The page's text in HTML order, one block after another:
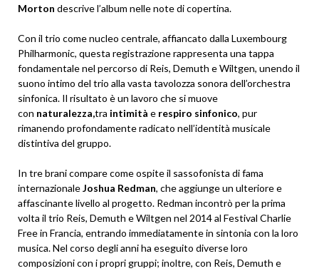
Morton descrive l’album nelle note di copertina.
Con il trio come nucleo centrale, affiancato dalla Luxembourg
Philharmonic, questa registrazione rappresenta una tappa
fondamentale nel percorso di Reis, Demuth e Wiltgen, unendo il
suono intimo del trio alla vasta tavolozza sonora dell’orchestra
sinfonica. Il risultato è un lavoro che si muove
con naturalezza,tra intimità e respiro sinfonico, pur
rimanendo profondamente radicato nell’identità musicale
distintiva del gruppo.
In tre brani compare come ospite il sassofonista di fama
internazionaleJoshua Redman, che aggiunge un ulteriore e
affascinante livello al progetto. Redman incontrò per la prima
volta il trio Reis, Demuth e Wiltgen nel 2014 al Festival Charlie
Free in Francia, entrando immediatamente in sintonia con la loro
musica. Nel corso degli anni ha eseguito diverse loro
composizioni con i propri gruppi; inoltre, con Reis, Demuth e